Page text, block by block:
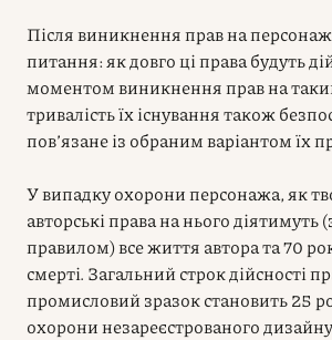
Після виникнення прав на
питання: як довго ці права будуть
моментом виникнення прав на
тривалість їх існування також
пов’язане із обраним варіантом їх
У випадку охорони персонажа, як
авторські права на нього діятимуть
правилом) все життя автора та 70
смерті. Загальний строк дійсності
промисловий зразок становить 25
охорони незареєстрованого